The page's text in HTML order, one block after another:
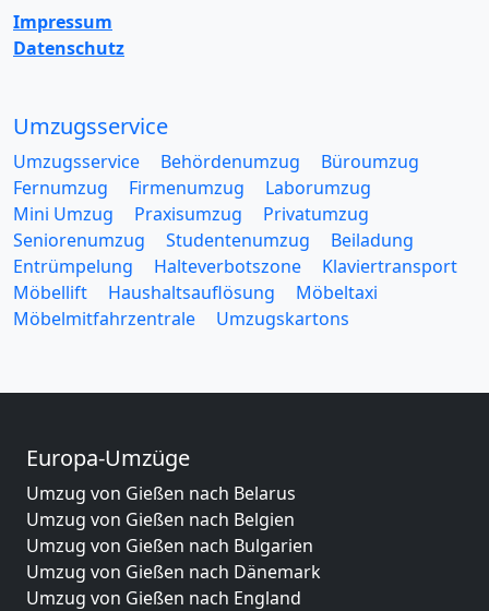
Impressum
Datenschutz
Umzugsservice
Umzugsservice Behördenumzug
Büroumzug
Fernumzug
Firmenumzug
Laborumzug
Mini Umzug
Praxisumzug
Privatumzug
Seniorenumzug
Studentenumzug
Beiladung
Entrümpelung
Halteverbotszone
Klaviertransport
Möbellift
Haushaltsauflösung
Möbeltaxi
Möbelmitfahrzentrale
Umzugskartons
Europa-Umzüge
Umzug von Gießen nach Belarus
Umzug von Gießen nach Belgien
Umzug von Gießen nach Bulgarien
Umzug von Gießen nach Dänemark
Umzug von Gießen nach England